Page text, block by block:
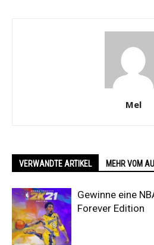
Mel
VERWANDTE ARTIKEL MEHR VOM
Gewinne eine
Forever Edition